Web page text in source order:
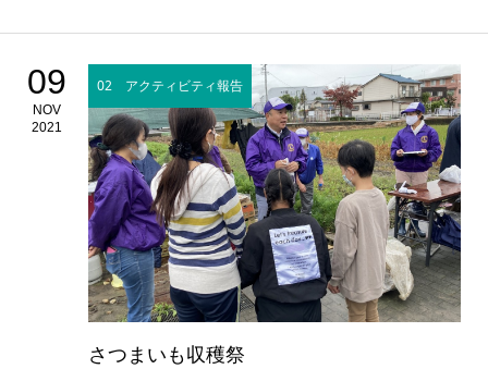
09
NOV
2021
02 アクティビティ報告
さつまいも収穫祭